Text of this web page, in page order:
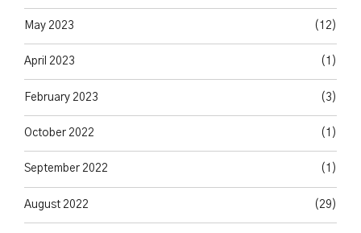
May 2023 (12)
April 2023 (1)
February 2023 (3)
October 2022 (1)
September 2022 (1)
August 2022 (29)